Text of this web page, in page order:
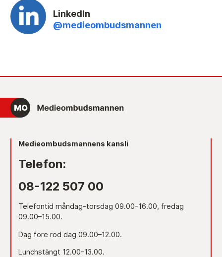
LinkedIn
@medieombudsmannen
Medieombudsmannens kansli
Telefon:
08-122 507 00
Telefontid måndag-torsdag 09.00–16.00, fredag
09.00–15.00.
Dag före röd dag 09.00–12.00.
Lunchstängt 12.00–13.00.